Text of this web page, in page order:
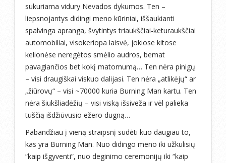
sukuriama vidury Nevados dykumos. Ten –
liepsnojantys didingi meno kūriniai, iššaukianti
spalvinga apranga, švytintys triaukščiai-keturaukščiai
automobiliai, visokeriopa laisvė, jokiose kitose
kelionėse neregėtos smėlio audros, bemat
pavagiančios bet kokį matomumą… Ten nėra pinigų
– visi draugiškai viskuo dalijasi. Ten nėra „atlikėjų“ ar
„žiūrovų“ – visi ~70000 kuria Burning Man kartu. Ten
nėra šiukšliadėžių – visi viską išsiveža ir vėl palieka
tuščią išdžiūvusio ežero dugną…
Pabandžiau į vieną straipsnį sudėti kuo daugiau to,
kas yra Burning Man. Nuo didingo meno iki užkulisių
“kaip išgyventi”, nuo deginimo ceremonijų iki “kaip